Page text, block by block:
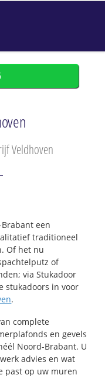
Veldhoven
een
traditioneel
Of het nu
of
via Stukadoor
stukadoors in voor
.
complete
en gevels
Noord-Brabant. U
advies en wat
past op uw muren